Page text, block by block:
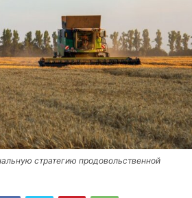
стратегию продовольственной